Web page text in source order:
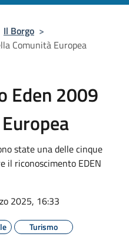
Il Borgo >
Comunità Europea
Eden 2009
state una delle cinque
il riconoscimento EDEN
2025, 16:33
Turismo